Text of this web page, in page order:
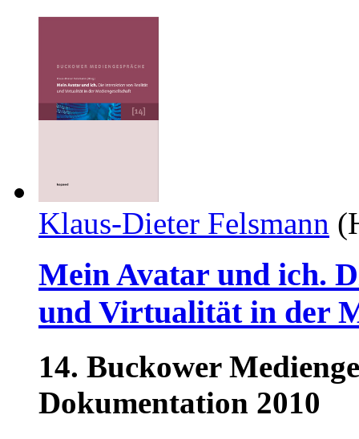
Klaus-Dieter Felsmann
Mein Avatar und ich.
und Virtualität in der
14. Buckower
Dokumentation 2010